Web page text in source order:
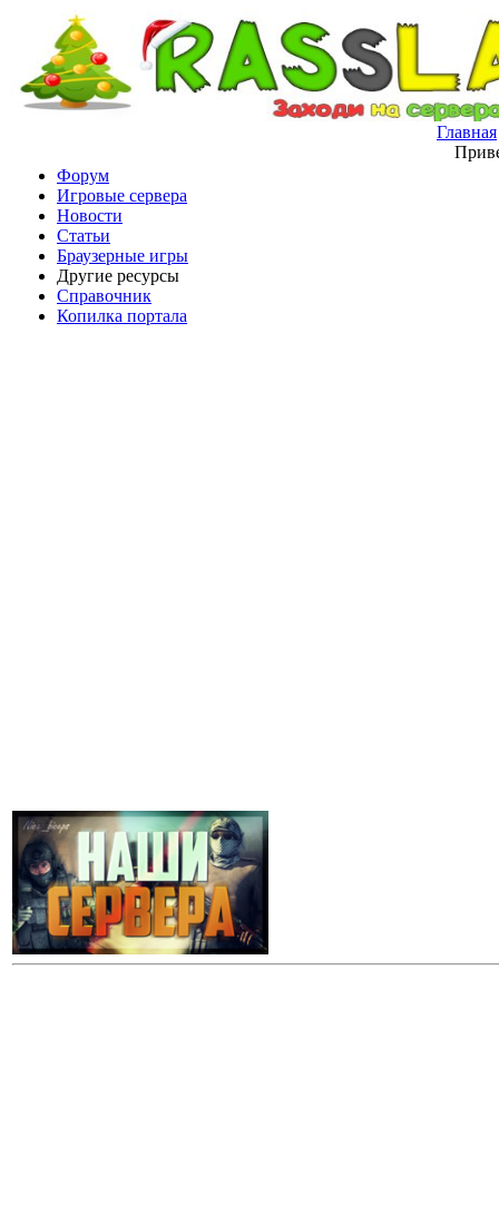
Главная
Форум
Игровые сервера
Новости
Статьи
Браузерные игры
Другие ресурсы
Справочник
Копилка портала